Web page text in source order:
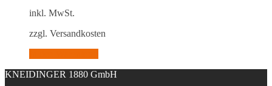
inkl. MwSt.
zzgl. Versandkosten
KNEIDINGER 1880 GmbH